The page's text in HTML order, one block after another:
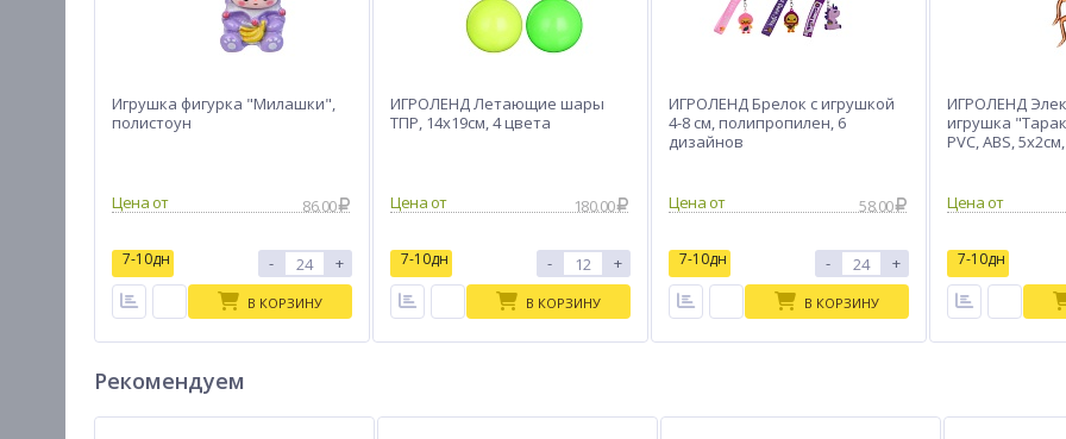
Игрушка фигурка "Милашки",
полистоун
Цена от 86.00
7-10дн - +
В КОРЗИНУ
ИГРОЛЕНД Летающие шары
ТПР, 14х19см, 4 цвета
Цена от 180.00
7-10дн - +
В КОРЗИНУ
ИГРОЛЕНД Брелок с игрушкой
4-8 см, полипропилен, 6
дизайнов
Цена от 58.00
7-10дн - +
В КОРЗИНУ
ИГРОЛЕНД
игрушка
PVC, ABS,
Цена от
7-10дн
Рекомендуем